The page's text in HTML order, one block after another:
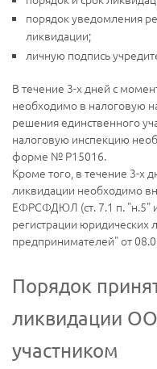
порядок уведомления
ликвидации;
личную подпись
В течение 3-х дней с
необходимо в налоговую
решения единственного
налоговую инспекцию
форме № Р15016.
Кроме того, в течение 3-х
ликвидации необходимо
ЕФРСФДЮЛ (ст. 7.1 п. "н.5"
регистрации юридических
предпринимателей" от
Порядок
ликвидации
участником